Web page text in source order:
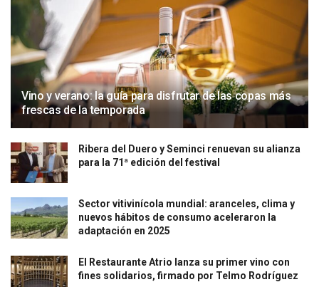
Vino y verano: la guía para disfrutar de las copas más
frescas de la temporada
Ribera del Duero y Seminci renuevan su alianza
para la 71ª edición del festival
Sector vitivinícola mundial: aranceles, clima y
nuevos hábitos de consumo aceleraron la
adaptación en 2025
El Restaurante Atrio lanza su primer vino con
fines solidarios, firmado por Telmo Rodríguez